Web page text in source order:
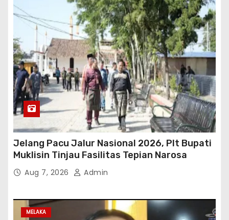
Jelang Pacu Jalur Nasional 2026, Plt Bupati
Muklisin Tinjau Fasilitas Tepian Narosa
Aug 7, 2026 Admin
MELAKA